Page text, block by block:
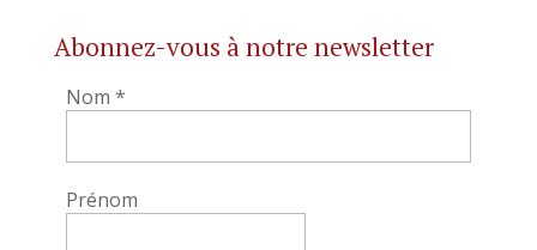
Abonnez-vous à notre newsletter
Nom *
Prénom